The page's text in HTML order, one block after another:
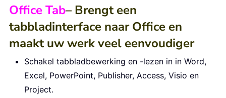
Office Tab– Brengt een
tabbladinterface naar Office en
maakt uw werk veel eenvoudiger
Schakel tabbladbewerking en -lezen in in Word,
Excel, PowerPoint, Publisher, Access, Visio en
Project.